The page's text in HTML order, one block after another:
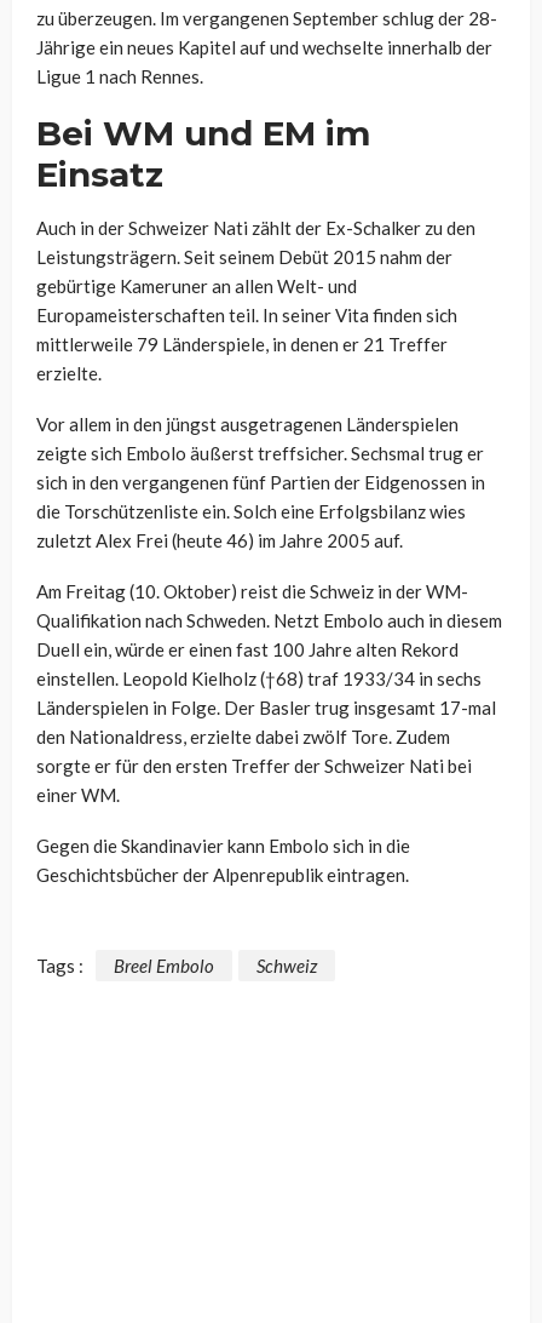
zu überzeugen. Im vergangenen September schlug der 28-
Jährige ein neues Kapitel auf und wechselte innerhalb der
Ligue 1 nach Rennes.
Bei WM und EM im
Einsatz
Auch in der Schweizer Nati zählt der Ex-Schalker zu den
Leistungsträgern. Seit seinem Debüt 2015 nahm der
gebürtige Kameruner an allen Welt- und
Europameisterschaften teil. In seiner Vita finden sich
mittlerweile 79 Länderspiele, in denen er 21 Treffer
erzielte.
Vor allem in den jüngst ausgetragenen Länderspielen
zeigte sich Embolo äußerst treffsicher. Sechsmal trug er
sich in den vergangenen fünf Partien der Eidgenossen in
die Torschützenliste ein. Solch eine Erfolgsbilanz wies
zuletzt Alex Frei (heute 46) im Jahre 2005 auf.
Am Freitag (10. Oktober) reist die Schweiz in der WM-
Qualifikation nach Schweden. Netzt Embolo auch in diesem
Duell ein, würde er einen fast 100 Jahre alten Rekord
einstellen. Leopold Kielholz (†68) traf 1933/34 in sechs
Länderspielen in Folge. Der Basler trug insgesamt 17-mal
den Nationaldress, erzielte dabei zwölf Tore. Zudem
sorgte er für den ersten Treffer der Schweizer Nati bei
einer WM.
Gegen die Skandinavier kann Embolo sich in die
Geschichtsbücher der Alpenrepublik eintragen.
Tags : Breel Embolo Schweiz